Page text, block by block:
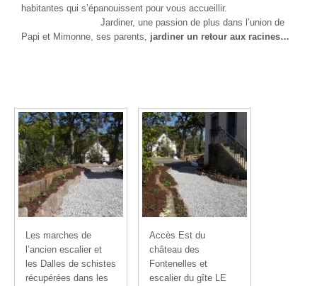
habitantes qui s’épanouissent pour vous accueillir.
Jardiner, une passion de plus dans l’union de
Papi et Mimonne, ses parents, jardiner un retour aux racines…
Les marches de
l’ancien escalier et
les Dalles de schistes
récupérées dans les
Accès Est du
château des
Fontenelles et
escalier du gîte LE